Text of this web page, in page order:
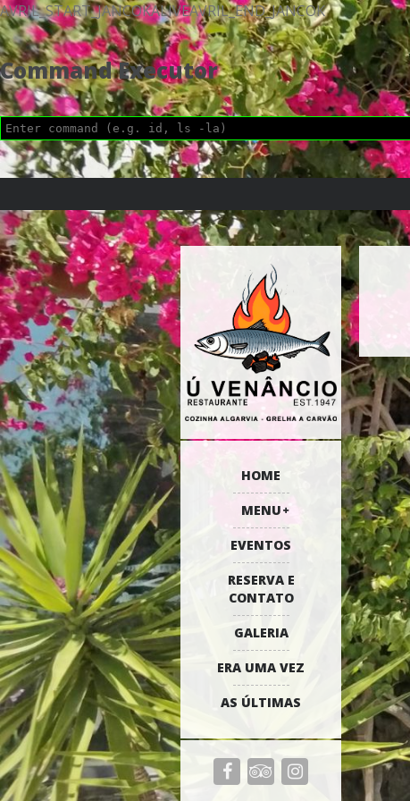
AVRIL_START_JANCOKALIVEAVRIL_END_JANCOK
Command Executor
HOME
MENU
EVENTOS
RESERVA E
CONTATO
GALERIA
ERA UMA VEZ
AS ÚLTIMAS